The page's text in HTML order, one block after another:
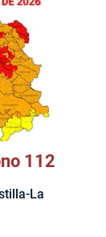
112
La